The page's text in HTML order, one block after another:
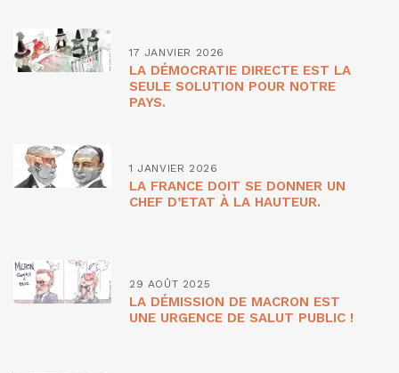
17 JANVIER 2026
LA DÉMOCRATIE DIRECTE EST LA
SEULE SOLUTION POUR NOTRE
PAYS.
1 JANVIER 2026
LA FRANCE DOIT SE DONNER UN
CHEF D’ETAT À LA HAUTEUR.
29 AOÛT 2025
LA DÉMISSION DE MACRON EST
UNE URGENCE DE SALUT PUBLIC !